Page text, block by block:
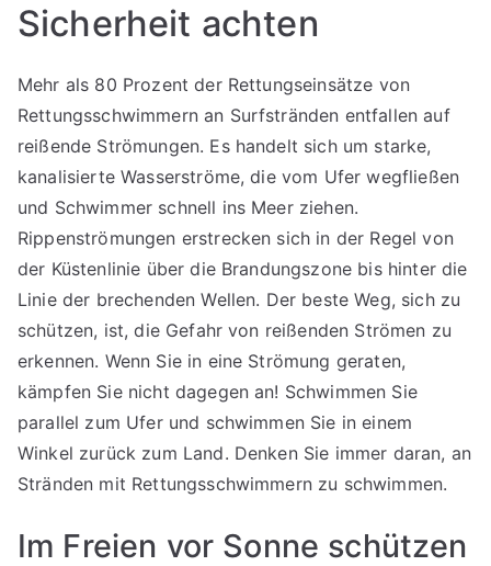
Sicherheit achten
Mehr als 80 Prozent der Rettungseinsätze von
Rettungsschwimmern an Surfstränden entfallen auf
reißende Strömungen. Es handelt sich um starke,
kanalisierte Wasserströme, die vom Ufer wegfließen
und Schwimmer schnell ins Meer ziehen.
Rippenströmungen erstrecken sich in der Regel von
der Küstenlinie über die Brandungszone bis hinter die
Linie der brechenden Wellen. Der beste Weg, sich zu
schützen, ist, die Gefahr von reißenden Strömen zu
erkennen. Wenn Sie in eine Strömung geraten,
kämpfen Sie nicht dagegen an! Schwimmen Sie
parallel zum Ufer und schwimmen Sie in einem
Winkel zurück zum Land. Denken Sie immer daran, an
Stränden mit Rettungsschwimmern zu schwimmen.
Im Freien vor Sonne schützen